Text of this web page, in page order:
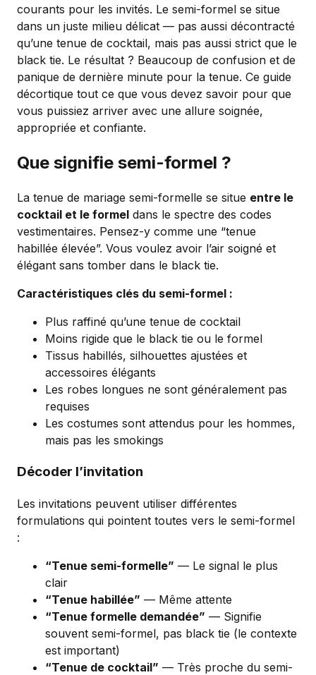
courants pour les invités. Le semi-formel se situe
dans un juste milieu délicat — pas aussi décontracté
qu’une tenue de cocktail, mais pas aussi strict que le
black tie. Le résultat ? Beaucoup de confusion et de
panique de dernière minute pour la tenue. Ce guide
décortique tout ce que vous devez savoir pour que
vous puissiez arriver avec une allure soignée,
appropriée et confiante.
Que signifie semi-formel ?
La tenue de mariage semi-formelle se situe entre le
cocktail et le formel dans le spectre des codes
vestimentaires. Pensez-y comme une “tenue
habillée élevée”. Vous voulez avoir l’air soigné et
élégant sans tomber dans le black tie.
Caractéristiques clés du semi-formel :
Plus raffiné qu’une tenue de cocktail
Moins rigide que le black tie ou le formel
Tissus habillés, silhouettes ajustées et
accessoires élégants
Les robes longues ne sont généralement pas
requises
Les costumes sont attendus pour les hommes,
mais pas les smokings
Décoder l’invitation
Les invitations peuvent utiliser différentes
formulations qui pointent toutes vers le semi-formel
:
“Tenue semi-formelle” — Le signal le plus
clair
“Tenue habillée” — Même attente
“Tenue formelle demandée” — Signifie
souvent semi-formel, pas black tie (le contexte
est important)
“Tenue de cocktail” — Très proche du semi-